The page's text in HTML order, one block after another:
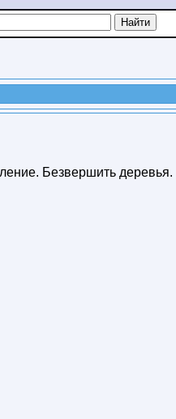
Безвершить деревья.